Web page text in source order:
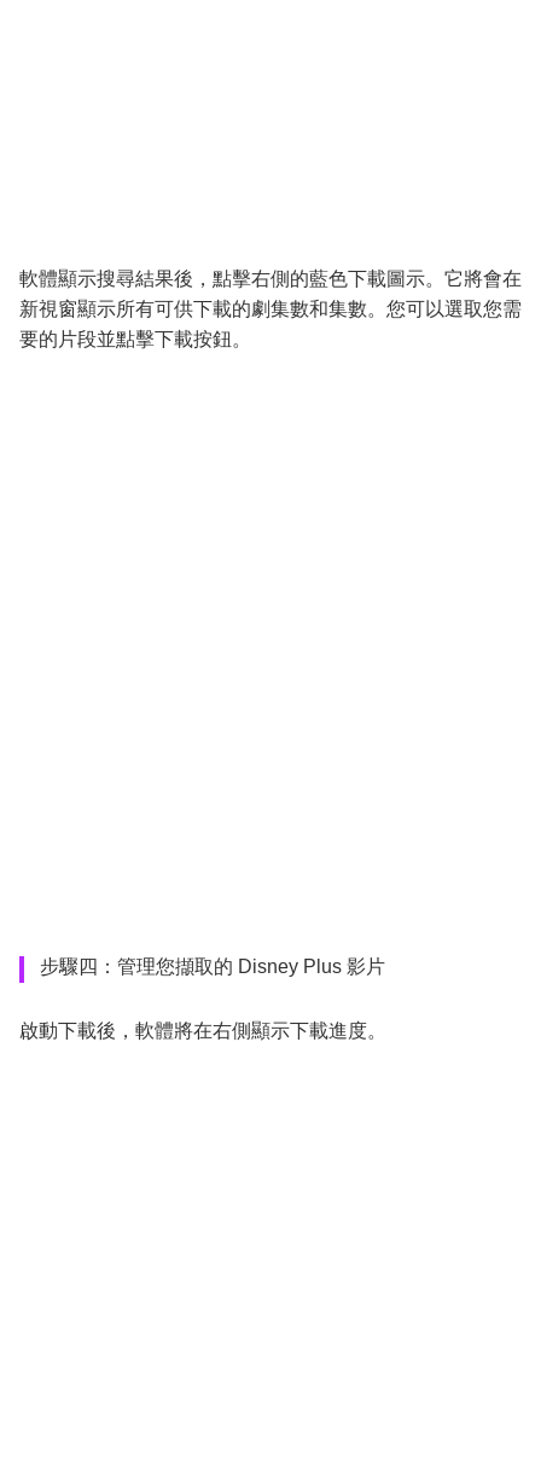
軟體顯示搜尋結果後，點擊右側的藍色下載圖示。它將會在
新視窗顯示所有可供下載的劇集數和集數。您可以選取您需
要的片段並點擊下載按鈕。
步驟四：管理您擷取的 Disney Plus 影片
啟動下載後，軟體將在右側顯示下載進度。